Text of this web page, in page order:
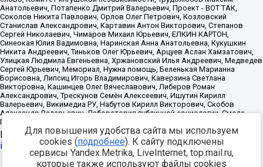
Источник:https://minjust.gov.ru/uploaded/files/reestr-
inostrannyih-agentov-22-03-2024.pdfданные на22.03.2024
Для повышения удобства сайта мы используем
cookies (подробнее). К сайту подключены
сервисы Yandex.Metrika, LiveInternet, top.mail.ru,
которые также используют файлы cookies